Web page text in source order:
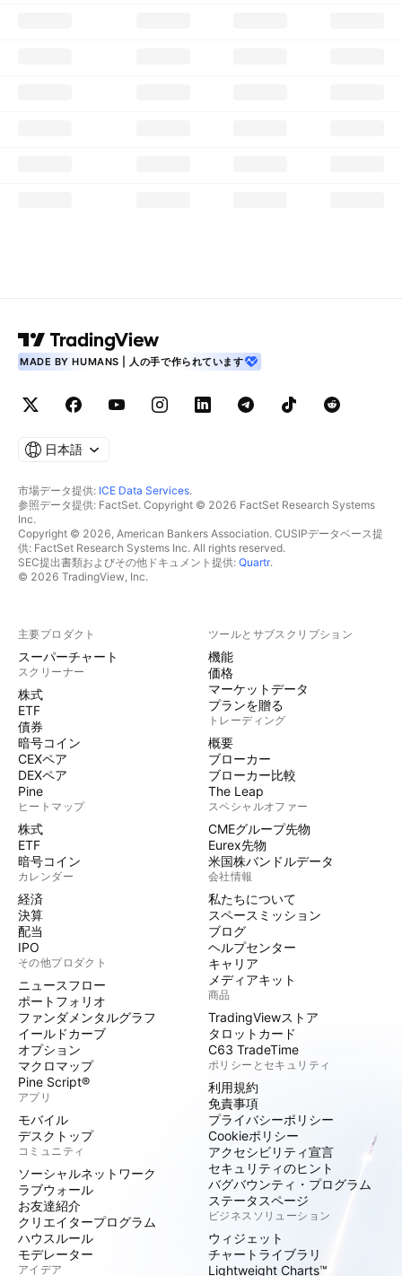
MADE BY HUMANS | 人の手で作られています
日本語
市場データ提供: ICE Data Services.
参照データ提供: FactSet. Copyright © 2026 FactSet Research Systems
Inc.
Copyright © 2026, American Bankers Association. CUSIPデータベース提
供: FactSet Research Systems Inc. All rights reserved.
SEC提出書類およびその他ドキュメント提供: Quartr.
© 2026 TradingView, Inc.
主要プロダクト
スーパーチャート
スクリーナー
株式
ETF
債券
暗号コイン
CEXペア
DEXペア
Pine
ヒートマップ
株式
ETF
暗号コイン
カレンダー
経済
決算
配当
IPO
その他プロダクト
ニュースフロー
ポートフォリオ
ファンダメンタルグラフ
イールドカーブ
オプション
マクロマップ
Pine Script®
アプリ
モバイル
デスクトップ
コミュニティ
ソーシャルネットワーク
ラブウォール
お友達紹介
クリエイタープログラム
ハウスルール
モデレーター
アイデア
ツールとサブスクリプション
機能
価格
マーケットデータ
プランを贈る
トレーディング
概要
ブローカー
ブローカー比較
The Leap
スペシャルオファー
CMEグループ先物
Eurex先物
米国株バンドルデータ
会社情報
私たちについて
スペースミッション
ブログ
ヘルプセンター
キャリア
メディアキット
商品
TradingViewストア
タロットカード
C63 TradeTime
ポリシーとセキュリティ
利用規約
免責事項
プライバシーポリシー
Cookieポリシー
アクセシビリティ宣言
セキュリティのヒント
バグバウンティ・プログラム
ステータスページ
ビジネスソリューション
ウィジェット
チャートライブラリ
Lightweight Charts™